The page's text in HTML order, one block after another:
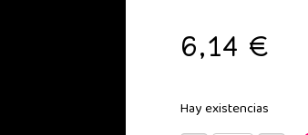
6,14 €
Hay existencias